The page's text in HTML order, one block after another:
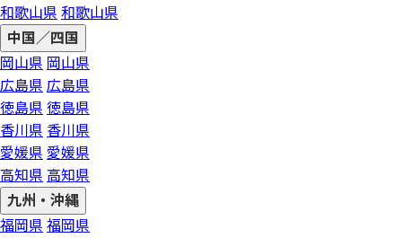
和歌山県 和歌山県
中国／四国
岡山県 岡山県
広島県 広島県
徳島県 徳島県
香川県 香川県
愛媛県 愛媛県
高知県 高知県
九州・沖縄
福岡県 福岡県